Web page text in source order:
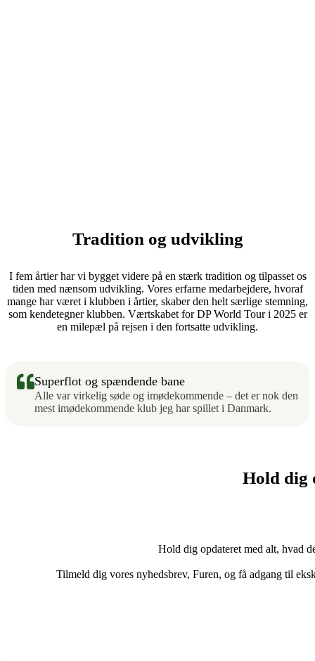
Tradition og udvikling
I fem årtier har vi bygget videre på en stærk tradition og tilpasset os
tiden med nænsom udvikling. Vores erfarne medarbejdere, hvoraf
mange har været i klubben i årtier, skaber den helt særlige stemning,
som kendetegner klubben. Værtskabet for DP World Tour i 2025 er
en milepæl på rejsen i den fortsatte udvikling.
Superflot og spændende bane
Alle var virkelig søde og imødekommende – det er nok den
mest imødekommende klub jeg har spillet i Danmark.
Hold dig
Hold dig opdateret med alt, hvad
Tilmeld dig vores nyhedsbrev, Furen, og få adgang til